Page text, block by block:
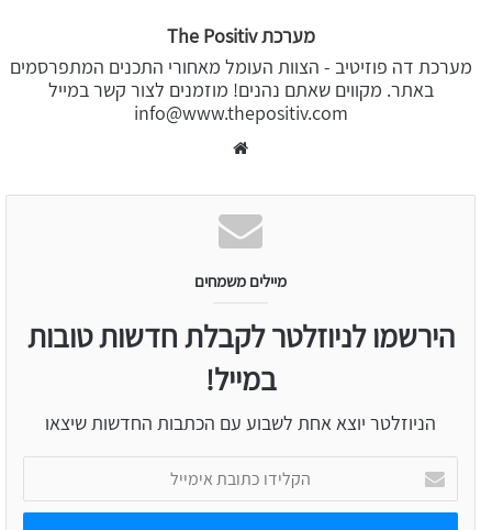
מערכת The Positiv
מערכת דה פוזיטיב - הצוות העומל מאחורי התכנים המתפרסמים
באתר. מקווים שאתם נהנים! מוזמנים לצור קשר במייל
info@www.thepositiv.com
מיילים משמחים
הירשמו לניוזלטר לקבלת חדשות טובות
במייל!
הניוזלטר יוצא אחת לשבוע עם הכתבות החדשות שיצאו
הקלידו
כתובת
אימייל